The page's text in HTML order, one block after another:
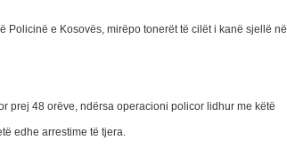
Policinë e Kosovës, mirëpo tonerët të cilët i kanë sjellë në
prej 48 orëve, ndërsa operacioni policor lidhur me këtë
edhe arrestime të tjera.